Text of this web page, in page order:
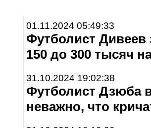
01.11.2024 05:49:33
Футболист Дивеев
150 до 300 тысяч
31.10.2024 19:02:38
Футболист Дзюба
неважно, что